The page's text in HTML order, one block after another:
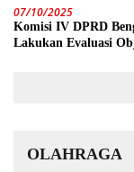
07/10/2025
Komisi IV DPRD
Lakukan Evaluasi
OLAHRAGA